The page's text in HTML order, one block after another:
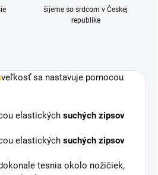
šijeme so srdcom v Českej
republike
veľkosť sa nastavuje pomocou
elastických suchých zipsov
elastických suchých zipsov
tesnia okolo nožičiek,